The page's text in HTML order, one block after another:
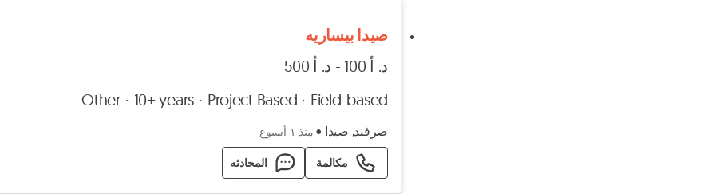
صيدا بيساريه
د. أ 100 - د. أ 500
Other
10+ years Project Based Field-based
صرفند, صيدا • منذ ١ أسبوع
مكالمة المحادثه